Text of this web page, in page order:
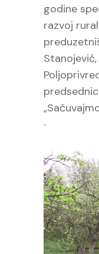
godine
razvoj